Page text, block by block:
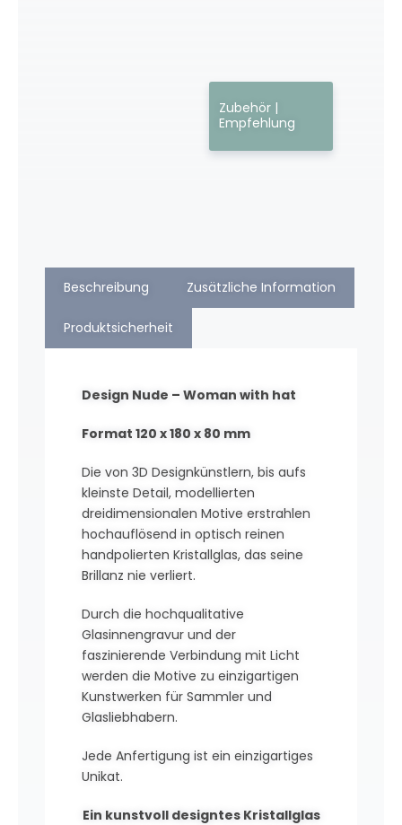
Zubehör |
Empfehlung
Beschreibung Zusätzliche Information
Produktsicherheit
Design Nude – Woman with hat
Format 120 x 180 x 80 mm
Die von 3D Designkünstlern, bis aufs
kleinste Detail, modellierten
dreidimensionalen Motive erstrahlen
hochauflösend in optisch reinen
handpolierten Kristallglas, das seine
Brillanz nie verliert.
Durch die hochqualitative
Glasinnengravur und der
faszinierende Verbindung mit Licht
werden die Motive zu einzigartigen
Kunstwerken für Sammler und
Glasliebhabern.
Jede Anfertigung ist ein einzigartiges
Unikat.
Ein kunstvoll designtes Kristallglas